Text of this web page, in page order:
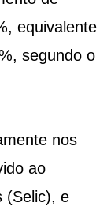
equivalente
segundo o
nos
ao
(Selic), e